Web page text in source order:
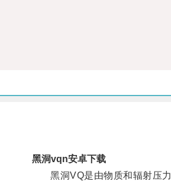
黑洞vqn安卓下载
黑洞VQ是由物质和辐射压力